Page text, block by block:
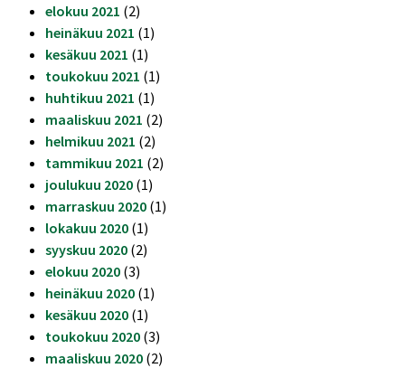
elokuu 2021 (2)
heinäkuu 2021 (1)
kesäkuu 2021 (1)
toukokuu 2021 (1)
huhtikuu 2021 (1)
maaliskuu 2021 (2)
helmikuu 2021 (2)
tammikuu 2021 (2)
joulukuu 2020 (1)
marraskuu 2020 (1)
lokakuu 2020 (1)
syyskuu 2020 (2)
elokuu 2020 (3)
heinäkuu 2020 (1)
kesäkuu 2020 (1)
toukokuu 2020 (3)
maaliskuu 2020 (2)